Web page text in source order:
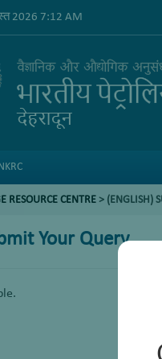
2026 7:12 AM
RESOURCE CENTRE > (ENGLISH)
Your Query